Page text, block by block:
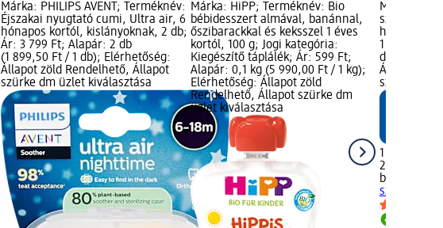
Márka: PHILIPS AVENT; Terméknév:
Éjszakai nyugtató cumi, Ultra air, 6
hónapos kortól, kislányoknak, 2 db;
Ár: 3 799 Ft; Alapár: 2 db
(1 899,50 Ft / 1 db); Elérhetőség:
Állapot zöld Rendelhető, Állapot
szürke dm üzlet kiválasztása
Márka: HiPP; Terméknév: Bio
bébidesszert almával, banánnal,
őszibarackkal és keksszel 1 éves
kortól, 100 g; Jogi kategória:
Kiegészítő táplálék; Ár: 599 Ft;
Alapár: 0,1 kg (5 990,00 Ft / 1 kg);
Elérhetőség: Állapot zöld
Rendelhető, Állapot szürke dm
üzlet kiválasztása
Márka:
szilikon
hónapos
1 249 Ft;
db); dm
Állapot
szürke dm
1 249 Ft
2 db
babylove